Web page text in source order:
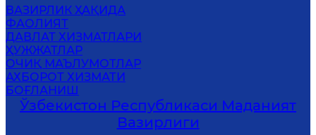
ВАЗИРЛИК ҲАҚИДА
ФАОЛИЯТ
ДАВЛАТ ХИЗМАТЛАРИ
ҲУЖЖАТЛАР
ОЧИҚ МАЪЛУМОТЛАР
АХБОРОТ ХИЗМАТИ
БОҒЛАНИШ
Ўзбекистон Республикаси Маданият
Вазирлиги